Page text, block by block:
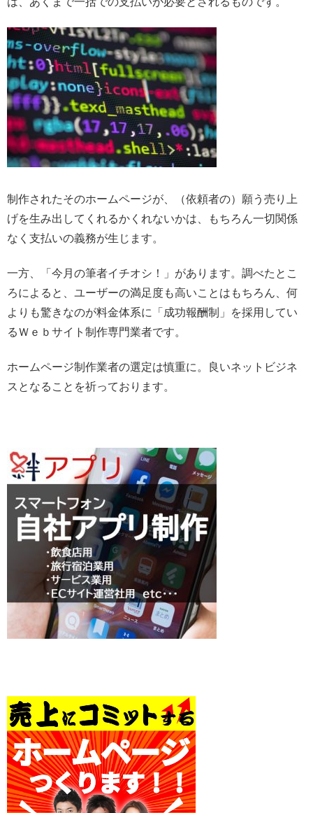
制作されたそのホームページが、（依頼者の）願う売り上
げを生み出してくれるかくれないかは、もちろん一切関係
なく支払いの義務が生じます。
一方、「今月の筆者イチオシ！」があります。調べたとこ
ろによると、ユーザーの満足度も高いことはもちろん、何
よりも驚きなのが料金体系に「成功報酬制」を採用してい
るＷｅｂサイト制作専門業者です。
ホームページ制作業者の選定は慎重に。良いネットビジネ
スとなることを祈っております。